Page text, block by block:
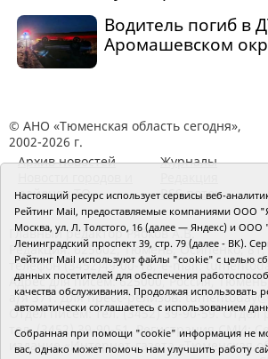
Водитель погиб в
Аромашевском
© АНО «Тюменская область сегодня»,
2002-2026 г.
Архив новостей
районов ТО
Журналы
RSS поток
Главный редактор Рябков А.В.
Редакция: 625002, Тюмень, Осипенко, 81,
телефон (3452)49-00-18, e-mail:
Адрес для писем: 625000, Россия,
а/я 371. Для пресс-релизов:
Отдел писем: тел. (3452) 39-90-59. Отдел
тел. (3452) 39-90-51. Регистрация СМИ:
издание «Интернет-газета «Тюменская
Настоящий ресурс использует сервисы веб-
Рейтинг Mail, предоставляемые компаниями ООО
Москва, ул. Л. Толстого, 16 (далее — Яндекс) и ООО
Ленинградский проспект 39, стр. 79 (далее - ВК).
Рейтинг Mail используют файлы "cookie" с целью
данных посетителей для обеспечения
качества обслуживания. Продолжая использовать
автоматически соглашаетесь с использованием
Собранная при помощи "cookie" информация не
вас, однако может помочь нам улучшить работу